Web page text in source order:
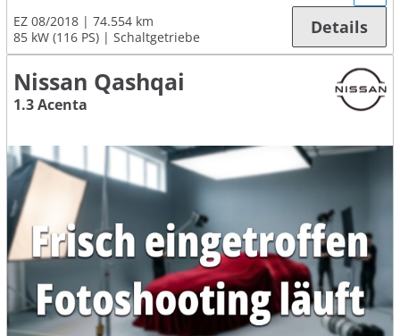
EZ 08/2018
74.554 km
85 kW (116 PS)
Schaltgetriebe Details
Nissan Qashqai
1.3 Acenta